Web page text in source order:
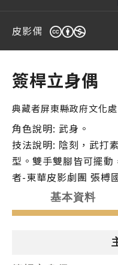
皮影偶
您在這裡
簽桿立身偶
典藏者屏東縣政府文化處
角色說明: 武身。
技法說明: 陰刻，武打
型。雙手雙腳皆可擺
者-東華皮影劇團 張榑
基本資料